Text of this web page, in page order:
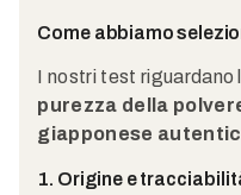
Come abbiamo
I nostri test riguardano
purezza della
giapponese
1. Origine e